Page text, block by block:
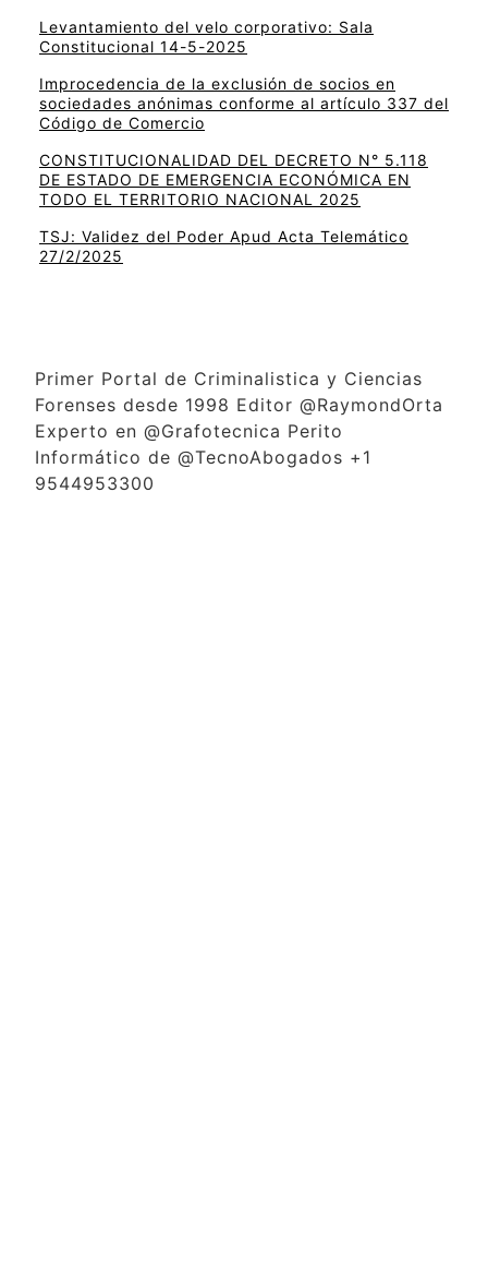
Levantamiento del velo corporativo: Sala
Constitucional 14-5-2025
Improcedencia de la exclusión de socios en
sociedades anónimas conforme al artículo 337 del
Código de Comercio
CONSTITUCIONALIDAD DEL DECRETO N° 5.118
DE ESTADO DE EMERGENCIA ECONÓMICA EN
TODO EL TERRITORIO NACIONAL 2025
TSJ: Validez del Poder Apud Acta Telemático
27/2/2025
Primer Portal de Criminalistica y Ciencias
Forenses desde 1998 Editor @RaymondOrta
Experto en @Grafotecnica Perito
Informático de @TecnoAbogados +1
9544953300